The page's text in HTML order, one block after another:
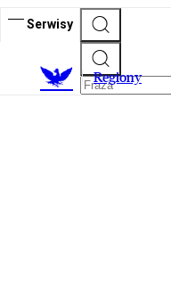
Serwisy
Regiony